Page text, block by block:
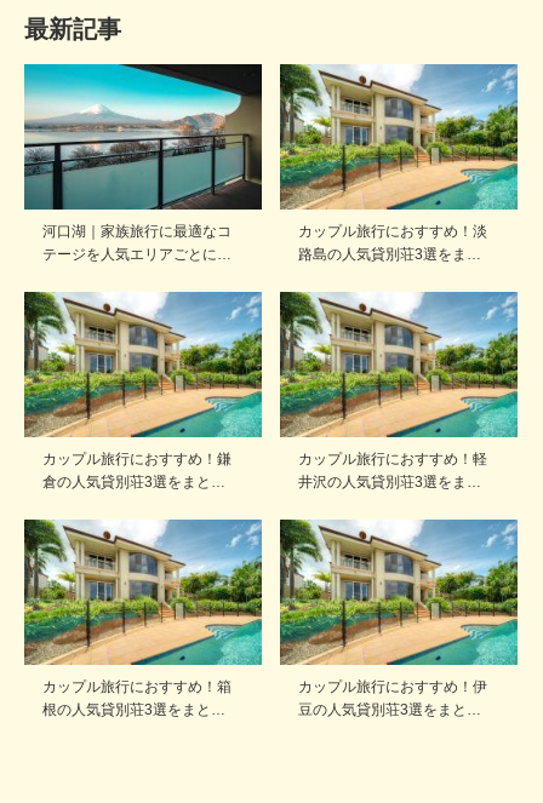
最新記事
河口湖｜家族旅行に最適なコ
テージを人気エリアごとに…
カップル旅行におすすめ！淡
路島の人気貸別荘3選をま…
カップル旅行におすすめ！鎌
倉の人気貸別荘3選をまと…
カップル旅行におすすめ！軽
井沢の人気貸別荘3選をま…
カップル旅行におすすめ！箱
根の人気貸別荘3選をまと…
カップル旅行におすすめ！伊
豆の人気貸別荘3選をまと…